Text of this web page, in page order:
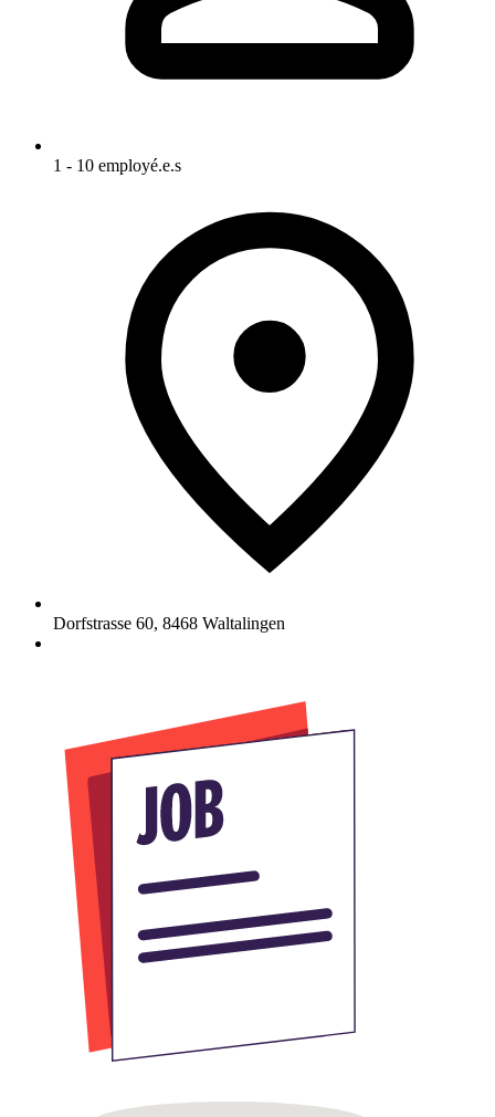
1 - 10 employé.e.s
Dorfstrasse 60, 8468 Waltalingen